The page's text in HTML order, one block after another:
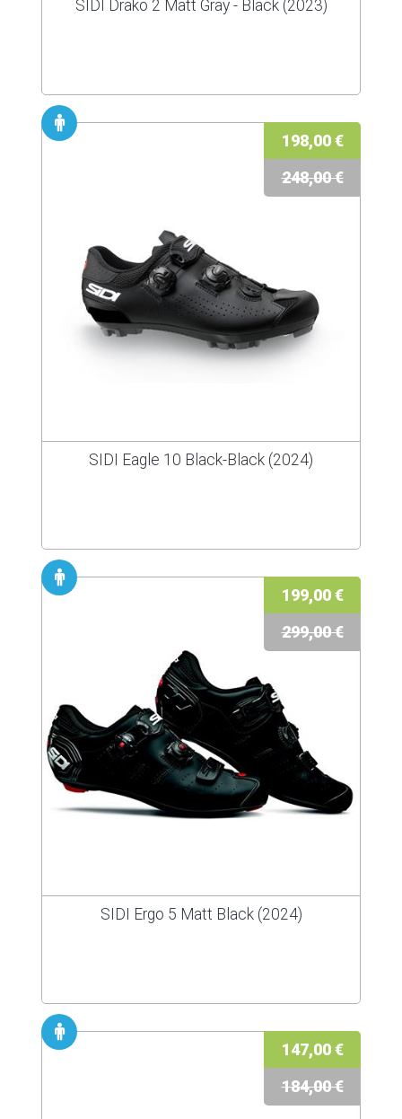
SIDI Drako 2 Matt Gray - Black (2023)
198,00 €
248,00 €
SIDI Eagle 10 Black-Black (2024)
199,00 €
299,00 €
SIDI Ergo 5 Matt Black (2024)
147,00 €
184,00 €